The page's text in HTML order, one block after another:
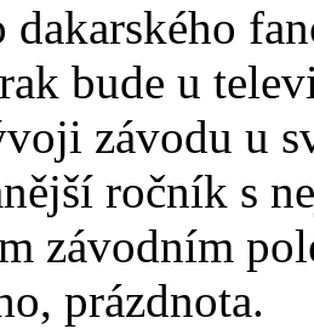
dakarského
bude u
závodu u
ročník s
závodním
prázdnota.